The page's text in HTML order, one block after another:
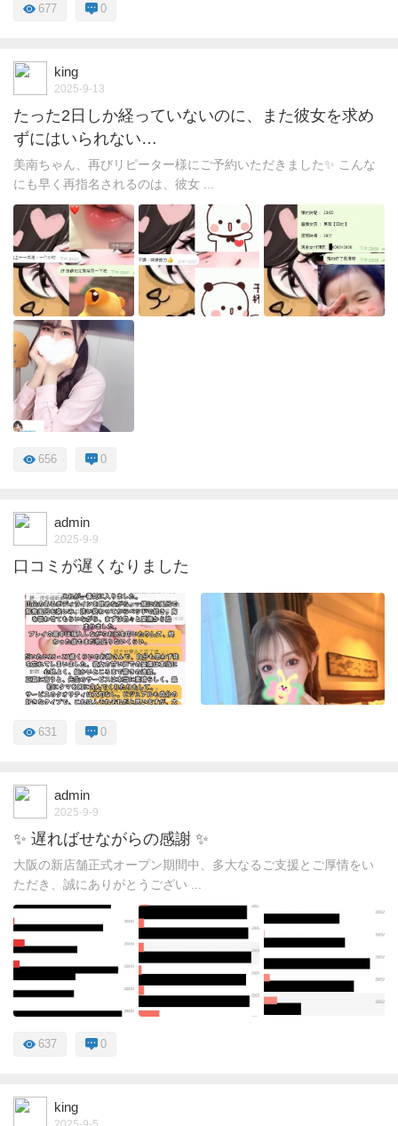
677 0
king
2025-9-13
たった2日しか経っていないのに、また彼女を求め
ずにはいられない…
美南ちゃん、再びリピーター様にご予約いただきました✨ こんな
にも早く再指名されるのは、彼女 ...
656 0
admin
2025-9-9
口コミが遅くなりました
631 0
admin
2025-9-9
✨ 遅ればせながらの感謝 ✨
大阪の新店舗正式オープン期間中、多大なるご支援とご厚情をい
ただき、誠にありがとうござい ...
637 0
king